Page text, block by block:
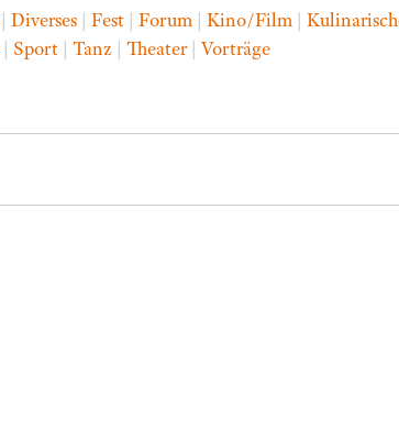
| Diverses | Fest | Forum | Kino/Film |
| Sport | Tanz | Theater| Vorträge